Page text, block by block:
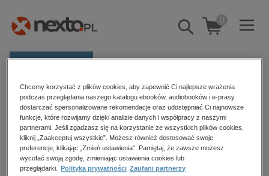
Pokaż/schowaj
wyszukiwarkę
0
Kategorie
Zobacz wszystkie E-prasa
budownictwo, aranżacja wnętrz
biznesowe, branżowe, gospodarka
Strona główna EdisonTeam.pl - Marek Stączek
EdisonTeam.pl - Marek Stączek
Chcemy korzystać z plików cookies, aby zapewnić Ci najlepsze wrażenia
podczas przeglądania naszego katalogu ebooków, audiobooków i e-prasy,
dostarczać spersonalizowane rekomendacje oraz udostępniać Ci najnowsze
funkcje, które rozwijamy dzięki analizie danych i współpracy z naszymi
partnerami. Jeśli zgadzasz się na korzystanie ze wszystkich plików cookies,
kliknij „Zaakceptuj wszystkie”. Możesz również dostosować swoje
preferencje, klikając „Zmień ustawienia”. Pamiętaj, że zawsze możesz
wycofać swoją zgodę, zmieniając ustawienia cookies lub
przeglądarki.
Polityka prywatności Zaufani partnerzy